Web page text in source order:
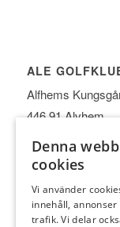
ALE
Alfhems
446 91 Alvhem
0303-
E-post:
Denna
cookies
Vi använder
innehåll,
trafik. Vi delar